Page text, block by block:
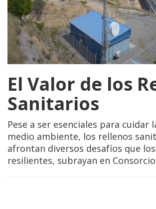
El Valor de los
Sanitarios
Pese a ser esenciales para cuidar
medio ambiente, los rellenos
afrontan diversos desafíos que
resilientes, subrayan en